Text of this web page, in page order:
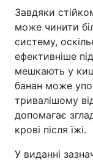
Завдяки
може чинити
систему,
ефективніше
мешкають у
банан може
тривалішому
допомагає
крові після їжі.
У виданні